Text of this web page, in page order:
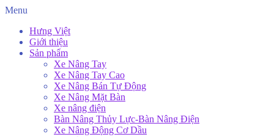
Menu
Hưng Việt
Giới thiệu
Sản phẩm
Xe Nâng Tay
Xe Nâng Tay Cao
Xe Nâng Bán Tự Động
Xe Nâng Mặt Bàn
Xe nâng điện
Bàn Nâng Thủy Lực-Bàn Nâng Điện
Xe Nâng Động Cơ Dầu